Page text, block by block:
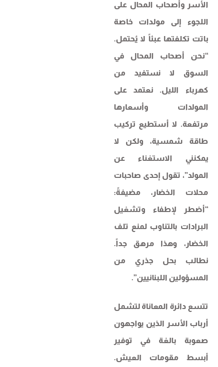
الأسر وأصحاب المحال على
اللجوء إلى مولدات خاصة
باتت تكلفتها عبئاً لا يُحتمل.
“نحن أصحاب المحال في
السوق لا نستفيد من
كهرباء الليل. نعتمد على
المولدات وأسعارها
مرتفعة. لا أستطيع تركيب
طاقة شمسية، ولكن لا
يمكنني الاستغناء عن
المولد”، تقول إحدى صاحبات
محلات الخضار، مضيفةً:
“أضطر لإطفاء وتشغيل
البرادات بالتناوب لمنع تلف
الخضار، وهذا مرهق جداً.
نطالب بحل جذري من
المسؤولين اللبنانيين”.
تتسع دائرة المعاناة لتشمل
أرباب الأسر الذين يواجهون
صعوبة بالغة في توفير
أبسط مقومات العيش.